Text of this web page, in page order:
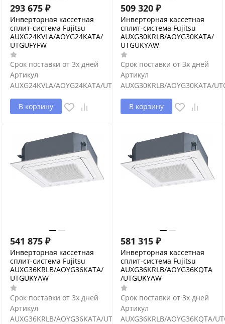
293 675 ₽
Инверторная кассетная
сплит-система Fujitsu
AUXG24KVLA/AOYG24KATA/
UTGUFYFW
Срок поставки от 3х дней
Артикул
AUXG24KVLA/AOYG24KATA/UTGUFYFW
В корзину
509 320 ₽
Инверторная кассетная
сплит-система Fujitsu
AUXG30KRLB/AOYG30KATA/
UTGUKYAW
Срок поставки от 3х дней
Артикул
AUXG30KRLB/AOYG30KATA/
В корзину
541 875 ₽
Инверторная кассетная
сплит-система Fujitsu
AUXG36KRLB/AOYG36KATA/
UTGUKYAW
Срок поставки от 3х дней
Артикул
AUXG36KRLB/AOYG36KATA/UTGUKYAW
581 315 ₽
Инверторная кассетная
сплит-система Fujitsu
AUXG36KRLB/AOYG36KQTA
/UTGUKYAW
Срок поставки от 3х дней
Артикул
AUXG36KRLB/AOYG36KQTA/